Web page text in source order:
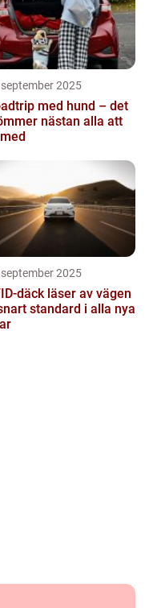
2025
med hund – det
nästan alla att
2025
däck läser av vägen
standard i alla nya